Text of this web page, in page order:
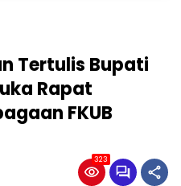
Tertulis Bupati
Rapat
FKUB
323